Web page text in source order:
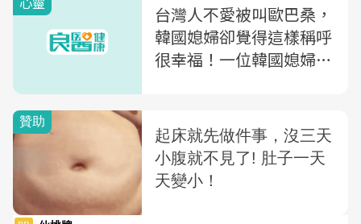
睡就夠了
台灣人不愛被叫歐巴桑，
韓國媳婦卻覺得這樣稱呼
很幸福！一位韓國媳婦的
為歐巴桑